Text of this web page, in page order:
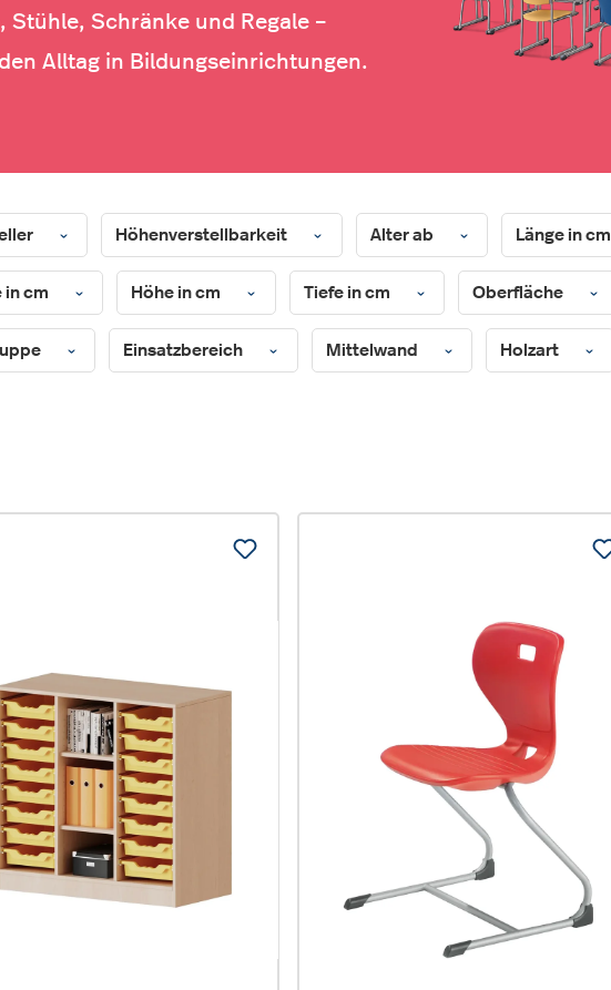
Schränke und Regale –
Alltag in Bildungseinrichtungen.
Höhenverstellbarkeit Alter ab Länge in cm
in cm Höhe in cm Tiefe in cm Oberfläche
Einsatzbereich Mittelwand Holzart